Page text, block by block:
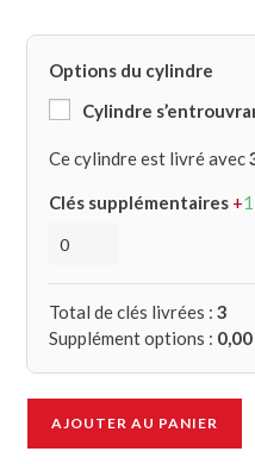
Options du cylindre
Cylindre
Ce cylindre est livré avec
Clés supplémentaires +
Total de clés livrées :3
Supplément options : 0,00
AJOUTER AU PANIER